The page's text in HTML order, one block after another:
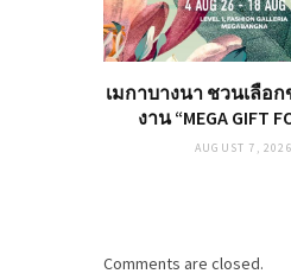
เมกาบางนา ชวนเลือ
งาน “MEGA GIFT
AUGUST 7, 2026
Comments are closed.